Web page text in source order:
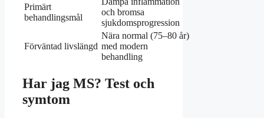
Primärt
behandlingsmål
och bromsa
sjukdomsprogression
Förväntad livslängd
Nära normal (75–80 år)
med modern
behandling
Har jag MS? Test och
symtom